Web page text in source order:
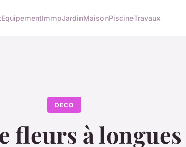
EquipementImmoJardinMaisonPiscineTravaux
DECO
fleurs à